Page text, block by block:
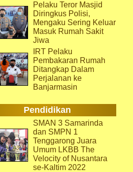
Pelaku Teror Masjid
Diringkus Polisi,
Mengaku Sering Keluar
Masuk Rumah Sakit
Jiwa
IRT Pelaku
Pembakaran Rumah
Ditangkap Dalam
Perjalanan ke
Banjarmasin
Pendidikan
SMAN 3 Samarinda
dan SMPN 1
Tenggarong Juara
Umum LKBB The
Velocity of Nusantara
se-Kaltim 2022